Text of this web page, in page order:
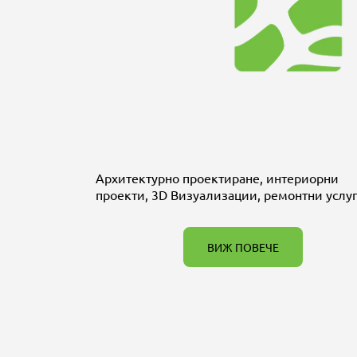
Архитектурно проектиране, интериорни
проекти, 3D Визуализации, ремонтни
ВИЖ ПОВЕЧЕ